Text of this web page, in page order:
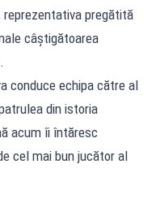
reprezentativa pregătită
câștigătoarea
conduce echipa către al
din istoria
acum îi întăresc
cel mai bun jucător al